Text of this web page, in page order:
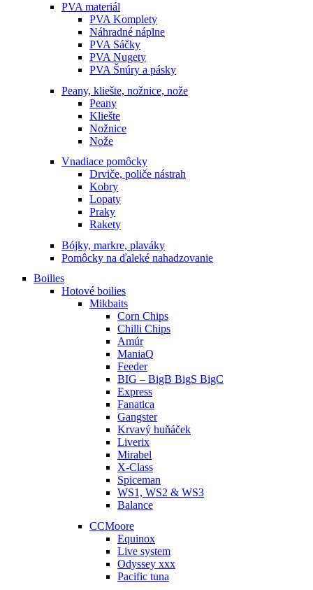
PVA materiál
PVA Komplety
Náhradné náplne
PVA Sáčky
PVA Nugety
PVA Šnúry a pásky
Peany, kliešte, nožnice, nože
Peany
Kliešte
Nožnice
Nože
Vnadiace pomôcky
Drviče, poliče nástrah
Kobry
Lopaty
Praky
Rakety
Bójky, markre, plaváky
Pomôcky na ďaleké nahadzovanie
Boilies
Hotové boilies
Mikbaits
Corn Chips
Chilli Chips
Amúr
ManiaQ
Feeder
BIG – BigB BigS BigC
Express
Fanatica
Gangster
Krvavý huňáček
Liverix
Mirabel
X-Class
Spiceman
WS1, WS2 & WS3
Balance
CCMoore
Equinox
Live system
Odyssey xxx
Pacific tuna